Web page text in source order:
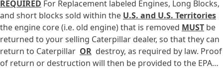
REQUIRED For Replacement labeled Engines, Long Blocks,
and short blocks sold within the U.S. and U.S. Territories
the engine core (i.e. old engine) that is removed MUST be
returned to your selling Caterpillar dealer, so that they can
return to Caterpillar OR destroy, as required by law. Proof
of return or destruction will then be provided to the EPA